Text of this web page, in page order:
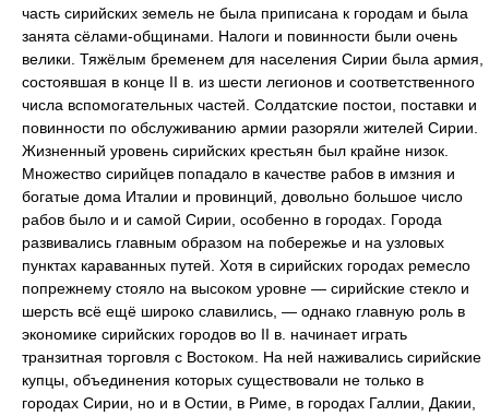
часть сирийских земель не была приписана к городам и была
занята сёлами-общинами. Налоги и повинности были очень
велики. Тяжёлым бременем для населения Сирии была армия,
состоявшая в конце II в. из шести легионов и соответственного
числа вспомогательных частей. Солдатские постои, поставки и
повинности по обслуживанию армии разоряли жителей Сирии.
Жизненный уровень сирийских крестьян был крайне низок.
Множество сирийцев попадало в качестве рабов в имзния и
богатые дома Италии и провинций, довольно большое число
рабов было и и самой Сирии, особенно в городах. Города
развивались главным образом на побережье и на узловых
пунктах караванных путей. Хотя в сирийских городах ремесло
попрежнему стояло на высоком уровне — сирийские стекло и
шерсть всё ещё широко славились, — однако главную роль в
экономике сирийских городов во II в. начинает играть
транзитная торговля с Востоком. На ней наживались сирийские
купцы, объединения которых существовали не только в
городах Сирии, но и в Остии, в Риме, в городах Галлии, Дакии,